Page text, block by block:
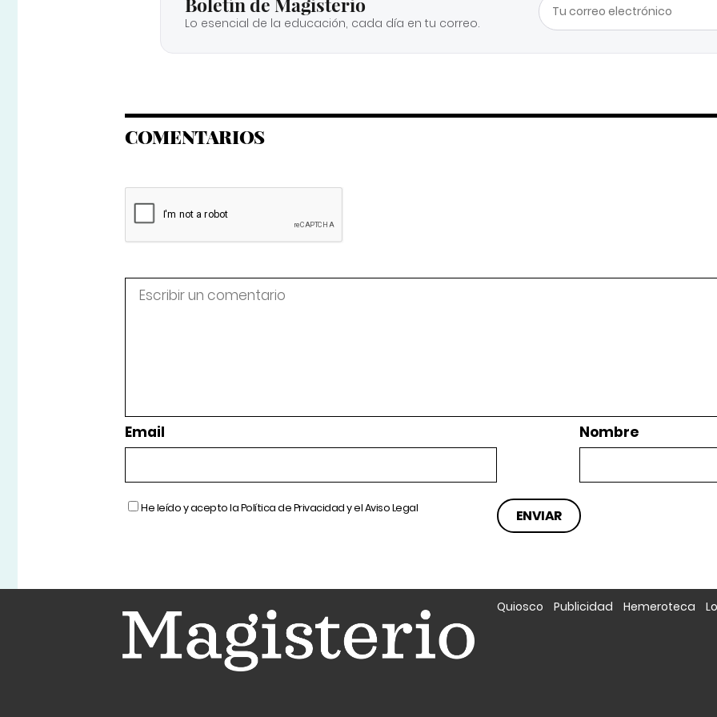
Lo esencial de la educación, cada día en tu correo.
COMENTARIOS
Email Nombre
He leído y acepto laPolítica de Privacidady elAviso Legal
Quiosco Publicidad Hemeroteca